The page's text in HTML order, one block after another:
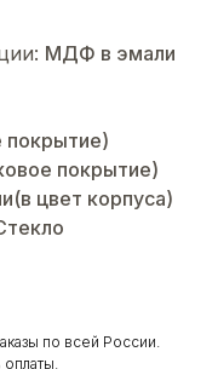
МДФ в эмали
покрытие)
цвет корпуса)
по всей России.